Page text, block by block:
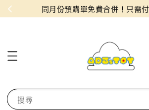
！ 同月份預購單免費合併！只需
搜尋